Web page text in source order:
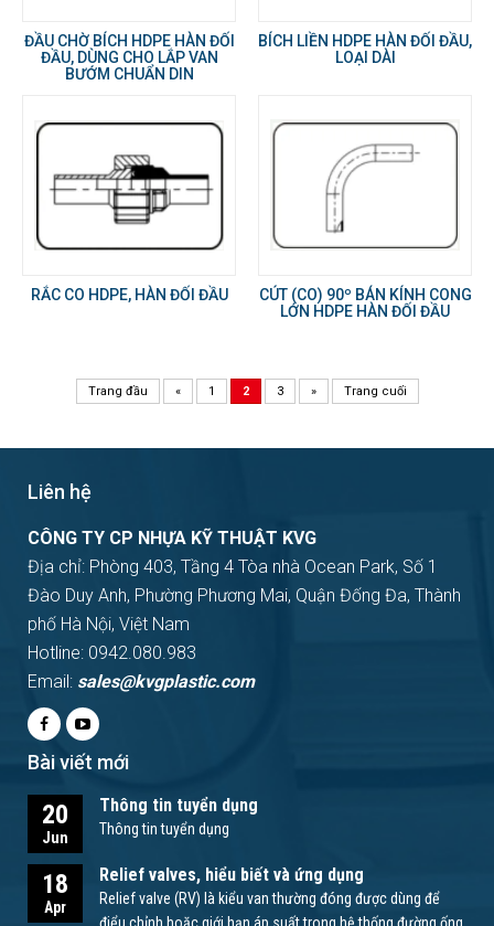
ĐẦU CHỜ BÍCH HDPE HÀN ĐỐI
ĐẦU, DÙNG CHO LẮP VAN
BƯỚM CHUẨN DIN
BÍCH LIỀN HDPE HÀN ĐỐI ĐẦU,
LOẠI DÀI
RẮC CO HDPE, HÀN ĐỐI ĐẦU
CÚT (CO) 90º BÁN KÍNH CONG
LỚN HDPE HÀN ĐỐI ĐẦU
Trang đầu « 1 2 3 » Trang cuối
Liên hệ
CÔNG TY CP NHỰA KỸ THUẬT KVG
Địa chỉ: Phòng 403, Tầng 4 Tòa nhà Ocean Park, Số 1
Đào Duy Anh, Phường Phương Mai, Quận Đống Đa, Thành
phố Hà Nội, Việt Nam
Hotline: 0942.080.983
Email: sales@kvgplastic.com
Bài viết mới
20
Jun
Thông tin tuyển dụng
Thông tin tuyển dụng
18
Apr
Relief valves, hiểu biết và ứng dụng
Relief valve (RV) là kiểu van thường đóng được dùng để
điểu chỉnh hoặc giới hạn áp suất trong hệ thống đường ống